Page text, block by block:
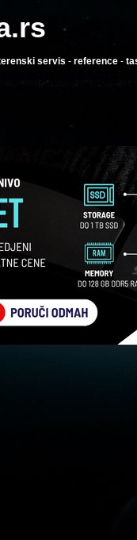
servis - reference -